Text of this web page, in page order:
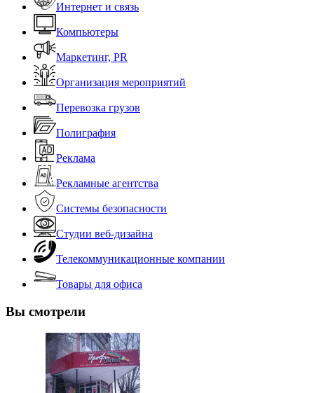
Интернет и связь
Компьютеры
Маркетинг, PR
Организация мероприятий
Перевозка грузов
Полиграфия
Реклама
Рекламные агентства
Системы безопасности
Студии веб-дизайна
Телекоммуникационные компании
Товары для офиса
Вы смотрели